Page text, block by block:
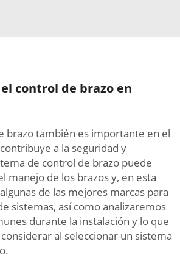
control de brazo en
brazo también es importante en el
a la seguridad y
de control de brazo puede
manejo de los brazos y, en esta
de las mejores marcas para
sistemas, así como analizaremos
durante la instalación y lo que
al seleccionar un sistema